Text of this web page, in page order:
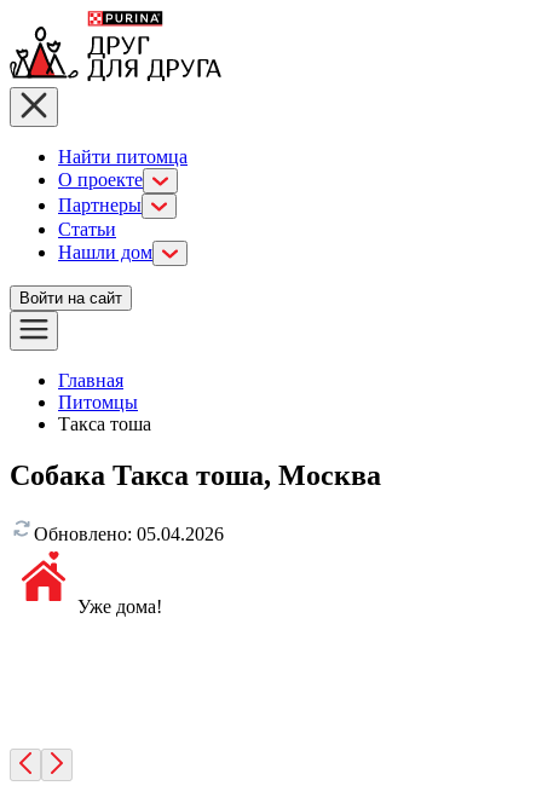
Найти питомца
О проекте
Партнеры
Статьи
Нашли дом
Войти на сайт
Главная
Питомцы
Такса тоша
Собака Такса тоша, Москва
Обновлено: 05.04.2026
Уже дома!